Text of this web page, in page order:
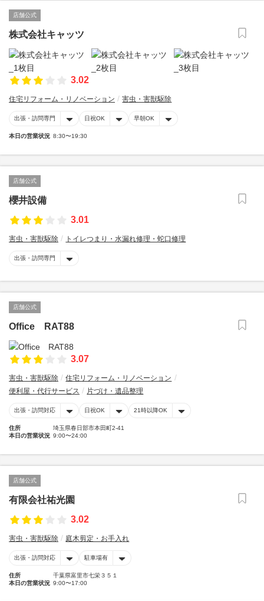
店舗公式
株式会社キャッツ
3.02
住宅リフォーム・リノベーション 害虫・害獣駆除
出張・訪問専門 日祝OK 早朝OK
本日の営業状況 8:30〜19:30
店舗公式
櫻井設備
3.01
害虫・害獣駆除 トイレつまり・水漏れ修理・蛇口修理
出張・訪問専門
店舗公式
Office RAT88
3.07
害虫・害獣駆除
住宅リフォーム・リノベーション
便利屋・代行サービス
片づけ・遺品整理
出張・訪問対応 日祝OK 21時以降OK
住所
埼玉県春日部市本田町2-41
本日の営業状況 9:00〜24:00
店舗公式
有限会社祐光園
3.02
害虫・害獣駆除 庭木剪定・お手入れ
出張・訪問対応 駐車場有
住所
千葉県富里市七栄３５１
本日の営業状況 9:00〜17:00